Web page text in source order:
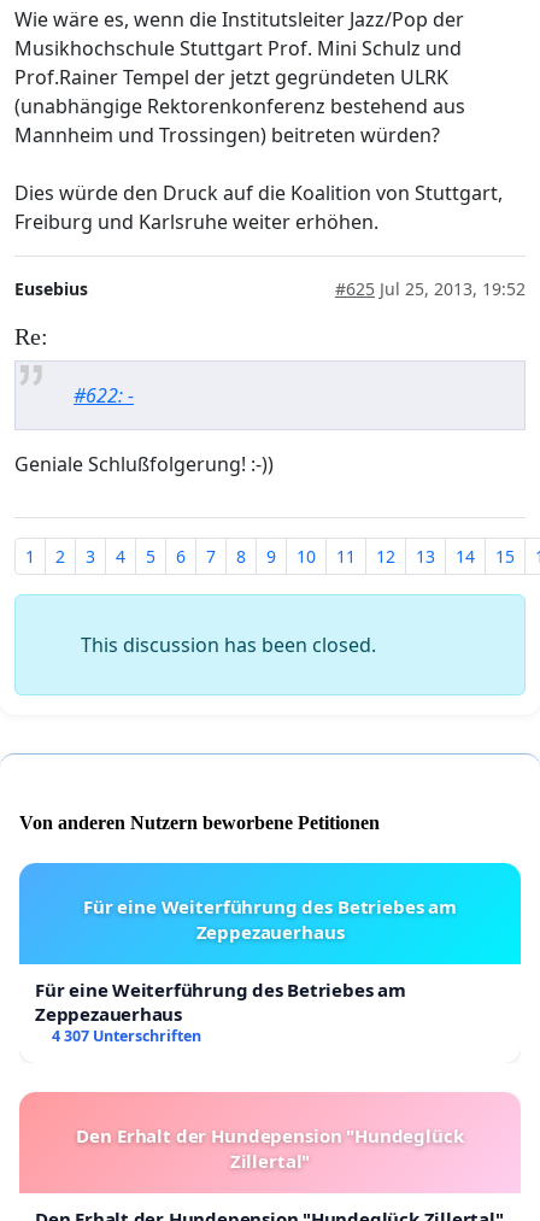
Wie wäre es, wenn die Institutsleiter Jazz/Pop der
Musikhochschule Stuttgart Prof. Mini Schulz und
Prof.Rainer Tempel der jetzt gegründeten ULRK
(unabhängige Rektorenkonferenz bestehend aus
Mannheim und Trossingen) beitreten würden?
Dies würde den Druck auf die Koalition von Stuttgart,
Freiburg und Karlsruhe weiter erhöhen.
Eusebius #625 Jul 25, 2013, 19:52
Re:
#622: -
Geniale Schlußfolgerung! :-))
1 2 3 4 5 6 7 8 9 10 11 12 13 14 15
This discussion has been closed.
Von anderen Nutzern beworbene Petitionen
Für eine Weiterführung des Betriebes am
Zeppezauerhaus
Für eine Weiterführung des Betriebes am
Zeppezauerhaus
4 307 Unterschriften
Den Erhalt der Hundepension "Hundeglück
Zillertal"